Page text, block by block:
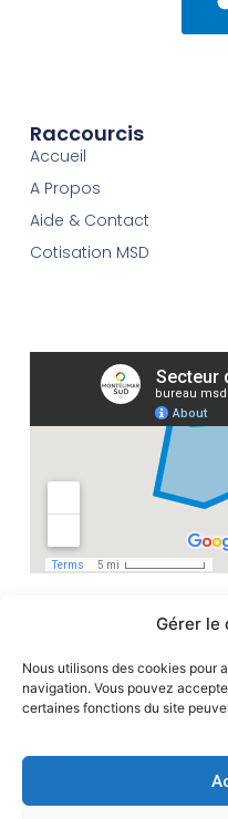
Gérer le
Nous utilisons des cookies pour
navigation. Vous pouvez
certaines fonctions du site
Promotions,
nos idées
Raccourcis
Accueil
A Propos
Aide & Contact
Cotisation MSD